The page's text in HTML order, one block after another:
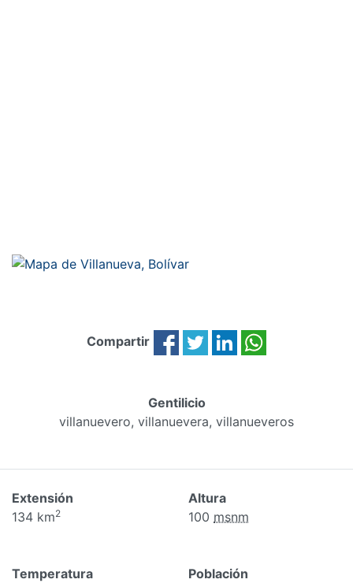
Compartir
Gentilicio
villanuevero, villanuevera, villanueveros
Extensión
134 km2
Altura
100 msnm
Temperatura
Población